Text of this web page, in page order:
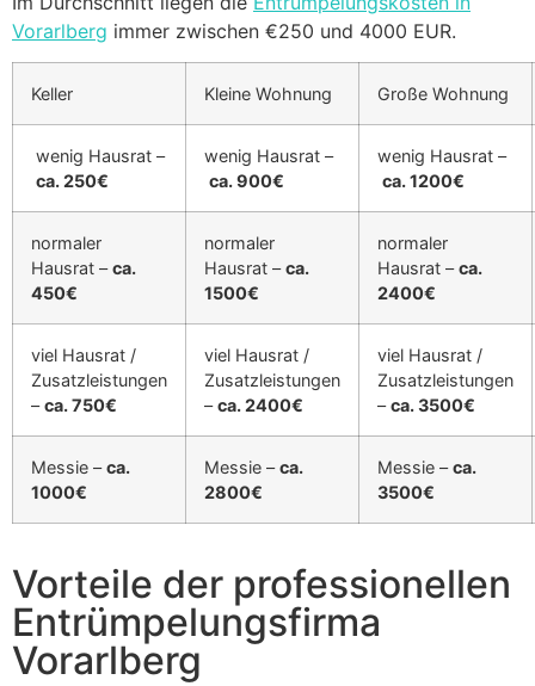
Vorarlberg immer zwischen €250 und 4000 EUR.
Keller Kleine Wohnung Große Wohnung
wenig Hausrat –
ca. 250€
wenig Hausrat –
ca. 900€
wenig Hausrat –
ca. 1200€
normaler
Hausrat –ca.
450€
normaler
Hausrat –ca.
1500€
normaler
Hausrat –ca.
2400€
viel Hausrat /
Zusatzleistungen
–ca. 750€
viel Hausrat /
Zusatzleistungen
–ca. 2400€
viel Hausrat /
Zusatzleistungen
–ca. 3500€
Messie –ca.
1000€
Messie –ca.
2800€
Messie –ca.
3500€
Vorteile der professionellen
Entrümpelungsfirma
Vorarlberg